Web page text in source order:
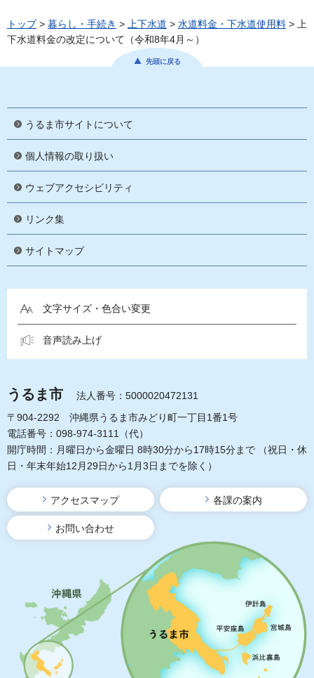
トップ> 暮らし・手続き > 上下水道 > 水道料金・下水道使用料 > 上
下水道料金の改定について（令和8年4月～）
先頭に戻る
うるま市サイトについて
個人情報の取り扱い
ウェブアクセシビリティ
リンク集
サイトマップ
文字サイズ・色合い変更
音声読み上げ
うるま市
法人番号：5000020472131
〒904-2292 沖縄県うるま市みどり町一丁目1番1号
電話番号：098-974-3111（代）
開庁時間：月曜日から金曜日 8時30分から17時15分まで
（祝日・休
日・年末年始12月29日から1月3日までを除く）
アクセスマップ 各課の案内
お問い合わせ